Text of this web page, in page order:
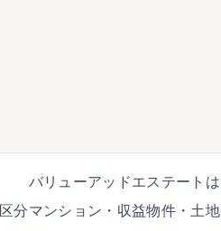
バリューアッドエステート
区分マンション・収益物件・土